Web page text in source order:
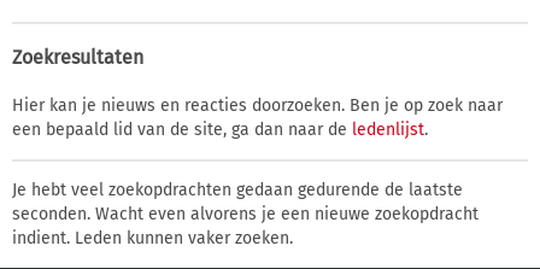
Zoekresultaten
Hier kan je nieuws en reacties doorzoeken. Ben je op zoek naar
een bepaald lid van de site, ga dan naar de ledenlijst.
Je hebt veel zoekopdrachten gedaan gedurende de laatste
seconden. Wacht even alvorens je een nieuwe zoekopdracht
indient. Leden kunnen vaker zoeken.